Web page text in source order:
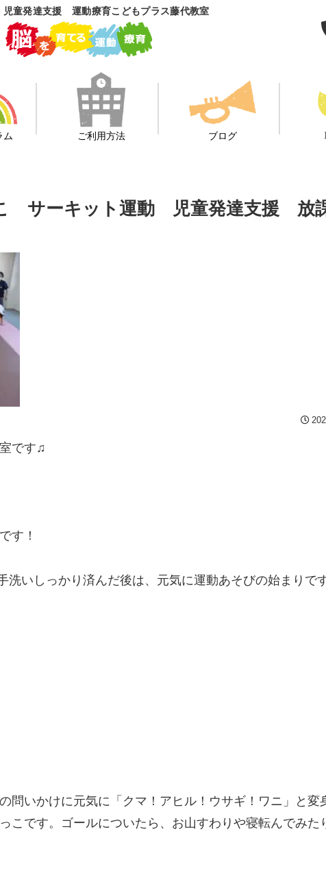
児童発達支援 運動療育こどもプラス藤代教室
ム ご利用方法 ブログ
サーキット運動 児童発達支援 放
です♫
す！
洗いしっかり済んだ後は、元気に運動あそびの始まりです
問いかけに元気に「クマ！アヒル！ウサギ！ワニ」と変
こです。ゴールについたら、お山すわりや寝転んでみた